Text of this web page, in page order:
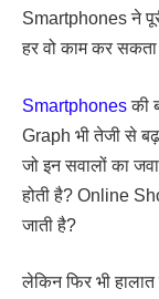
Smartphones ने
हर वो काम कर
Smartphonesकी
Graph भी तेजी से
जो इन सवालों का
होती है? Online
जाती है?
लेकिन फिर भी